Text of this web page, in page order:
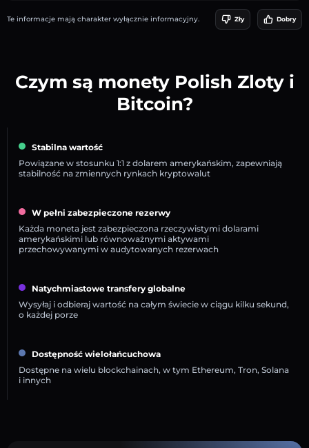
Te informacje mają charakter wyłącznie informacyjny. Zły Dobry
Czym są monety Polish Zloty i
Bitcoin?
Stabilna wartość
Powiązane w stosunku 1:1 z dolarem amerykańskim, zapewniają
stabilność na zmiennych rynkach kryptowalut
W pełni zabezpieczone rezerwy
Każda moneta jest zabezpieczona rzeczywistymi dolarami
amerykańskimi lub równoważnymi aktywami
przechowywanymi w audytowanych rezerwach
Natychmiastowe transfery globalne
Wysyłaj i odbieraj wartość na całym świecie w ciągu kilku sekund,
o każdej porze
Dostępność wielołańcuchowa
Dostępne na wielu blockchainach, w tym Ethereum, Tron, Solana
i innych